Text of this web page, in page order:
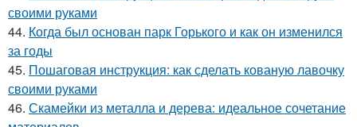
своими руками
44. Когда был основан парк Горького и как он изменился
за годы
45. Пошаговая инструкция: как сделать кованую лавочку
своими руками
46. Скамейки из металла и дерева: идеальное сочетание